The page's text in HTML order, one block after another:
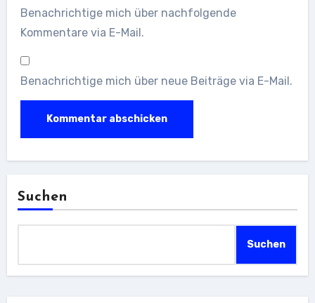
Benachrichtige mich über nachfolgende
Kommentare via E-Mail.
Benachrichtige mich über neue Beiträge via E-Mail.
Suchen
Suchen